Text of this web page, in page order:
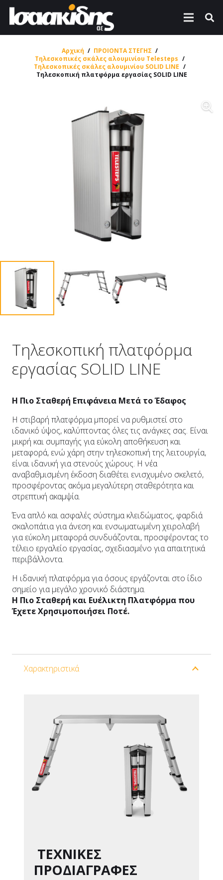
Αρχική / ΠΡΟΙΟΝΤΑ ΣΤΕΓΗΣ /
Τηλεσκοπικές σκάλες αλουμινίου Telesteps /
Τηλεσκοπικές σκάλες αλουμινίου SOLID LINE /
Τηλεσκοπική πλατφόρμα εργασίας SOLID LINE
Τηλεσκοπική πλατφόρμα
εργασίας SOLID LINE
Η Πιο Σταθερή Επιφάνεια Μετά το Έδαφος
Η στιβαρή πλατφόρμα μπορεί να ρυθμιστεί στο
ιδανικό ύψος, καλύπτοντας όλες τις ανάγκες σας. Είναι
μικρή και συμπαγής για εύκολη αποθήκευση και
μεταφορά, ενώ χάρη στην τηλεσκοπική της λειτουργία,
είναι ιδανική για στενούς χώρους. Η νέα
αναβαθμισμένη έκδοση διαθέτει ενισχυμένο σκελετό,
προσφέροντας ακόμα μεγαλύτερη σταθερότητα και
στρεπτική ακαμψία.
Ένα απλό και ασφαλές σύστημα κλειδώματος, φαρδιά
σκαλοπάτια για άνεση και ενσωματωμένη χειρολαβή
για εύκολη μεταφορά συνδυάζονται, προσφέροντας το
τέλειο εργαλείο εργασίας, σχεδιασμένο για απαιτητικά
περιβάλλοντα.
Η ιδανική πλατφόρμα για όσους εργάζονται στο ίδιο
σημείο για μεγάλο χρονικό διάστημα.
Η Πιο Σταθερή και Ευέλικτη Πλατφόρμα που
Έχετε Χρησιμοποιήσει Ποτέ.
Χαρακτηριστικά
ΤΕΧΝΙΚΕΣ
ΠΡΟΔΙΑΓΡΑΦΕΣ